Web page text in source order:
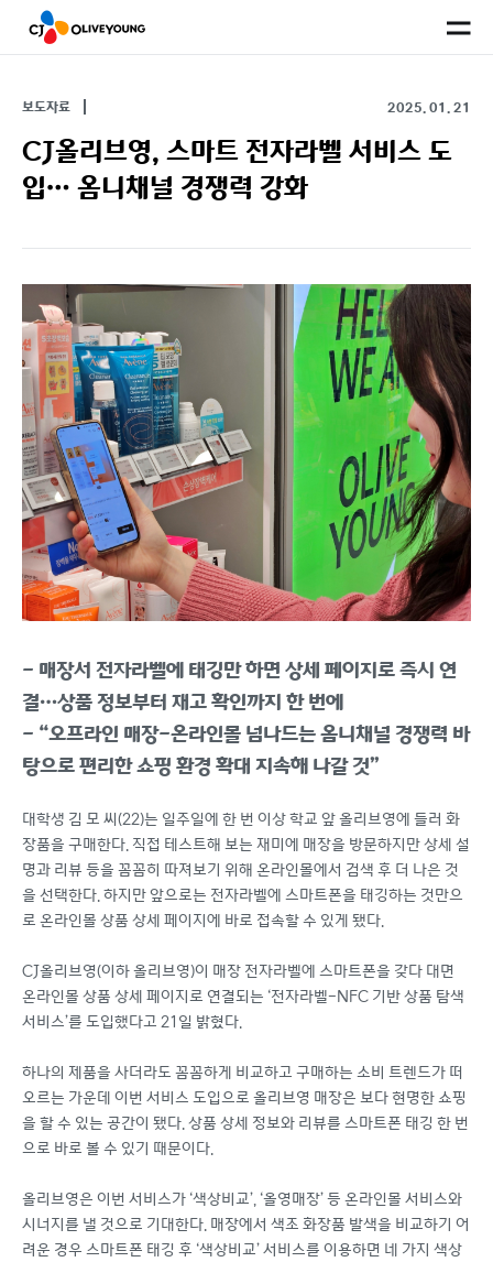
사
이
보도자료 2025. 01. 21
CJ올리브영, 스마트 전자라벨 서비스 도
입… 옴니채널 경쟁력 강화
- 매장서 전자라벨에 태깅만 하면 상세 페이지로 즉시 연
결…상품 정보부터 재고 확인까지 한 번에
- “오프라인 매장-온라인몰 넘나드는 옴니채널 경쟁력 바
탕으로 편리한 쇼핑 환경 확대 지속해 나갈 것”
대학생 김 모 씨(22)는 일주일에 한 번 이상 학교 앞 올리브영에 들러 화
장품을 구매한다. 직접 테스트해 보는 재미에 매장을 방문하지만 상세 설
명과 리뷰 등을 꼼꼼히 따져보기 위해 온라인몰에서 검색 후 더 나은 것
을 선택한다. 하지만 앞으로는 전자라벨에 스마트폰을 태깅하는 것만으
로 온라인몰 상품 상세 페이지에 바로 접속할 수 있게 됐다.
CJ올리브영(이하 올리브영)이 매장 전자라벨에 스마트폰을 갖다 대면
온라인몰 상품 상세 페이지로 연결되는 ‘전자라벨-NFC 기반 상품 탐색
서비스’를 도입했다고 21일 밝혔다.
하나의 제품을 사더라도 꼼꼼하게 비교하고 구매하는 소비 트렌드가 떠
오르는 가운데 이번 서비스 도입으로 올리브영 매장은 보다 현명한 쇼핑
을 할 수 있는 공간이 됐다. 상품 상세 정보와 리뷰를 스마트폰 태깅 한 번
으로 바로 볼 수 있기 때문이다.
올리브영은 이번 서비스가 ‘색상비교’, ‘올영매장’ 등 온라인몰 서비스와
시너지를 낼 것으로 기대한다. 매장에서 색조 화장품 발색을 비교하기 어
려운 경우 스마트폰 태깅 후 ‘색상비교’ 서비스를 이용하면 네 가지 색상